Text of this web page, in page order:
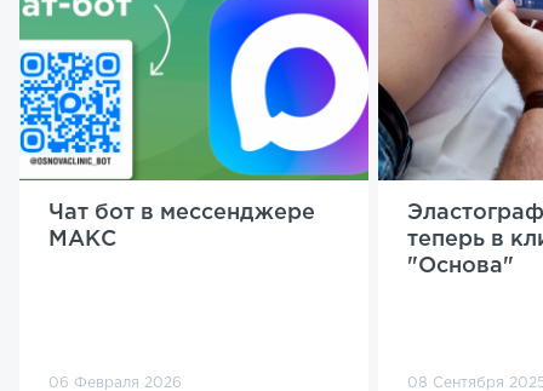
Чат бот в мессенджере
МАКС
06 Февраля 2026
теперь в
"Основа"
08 Сентября